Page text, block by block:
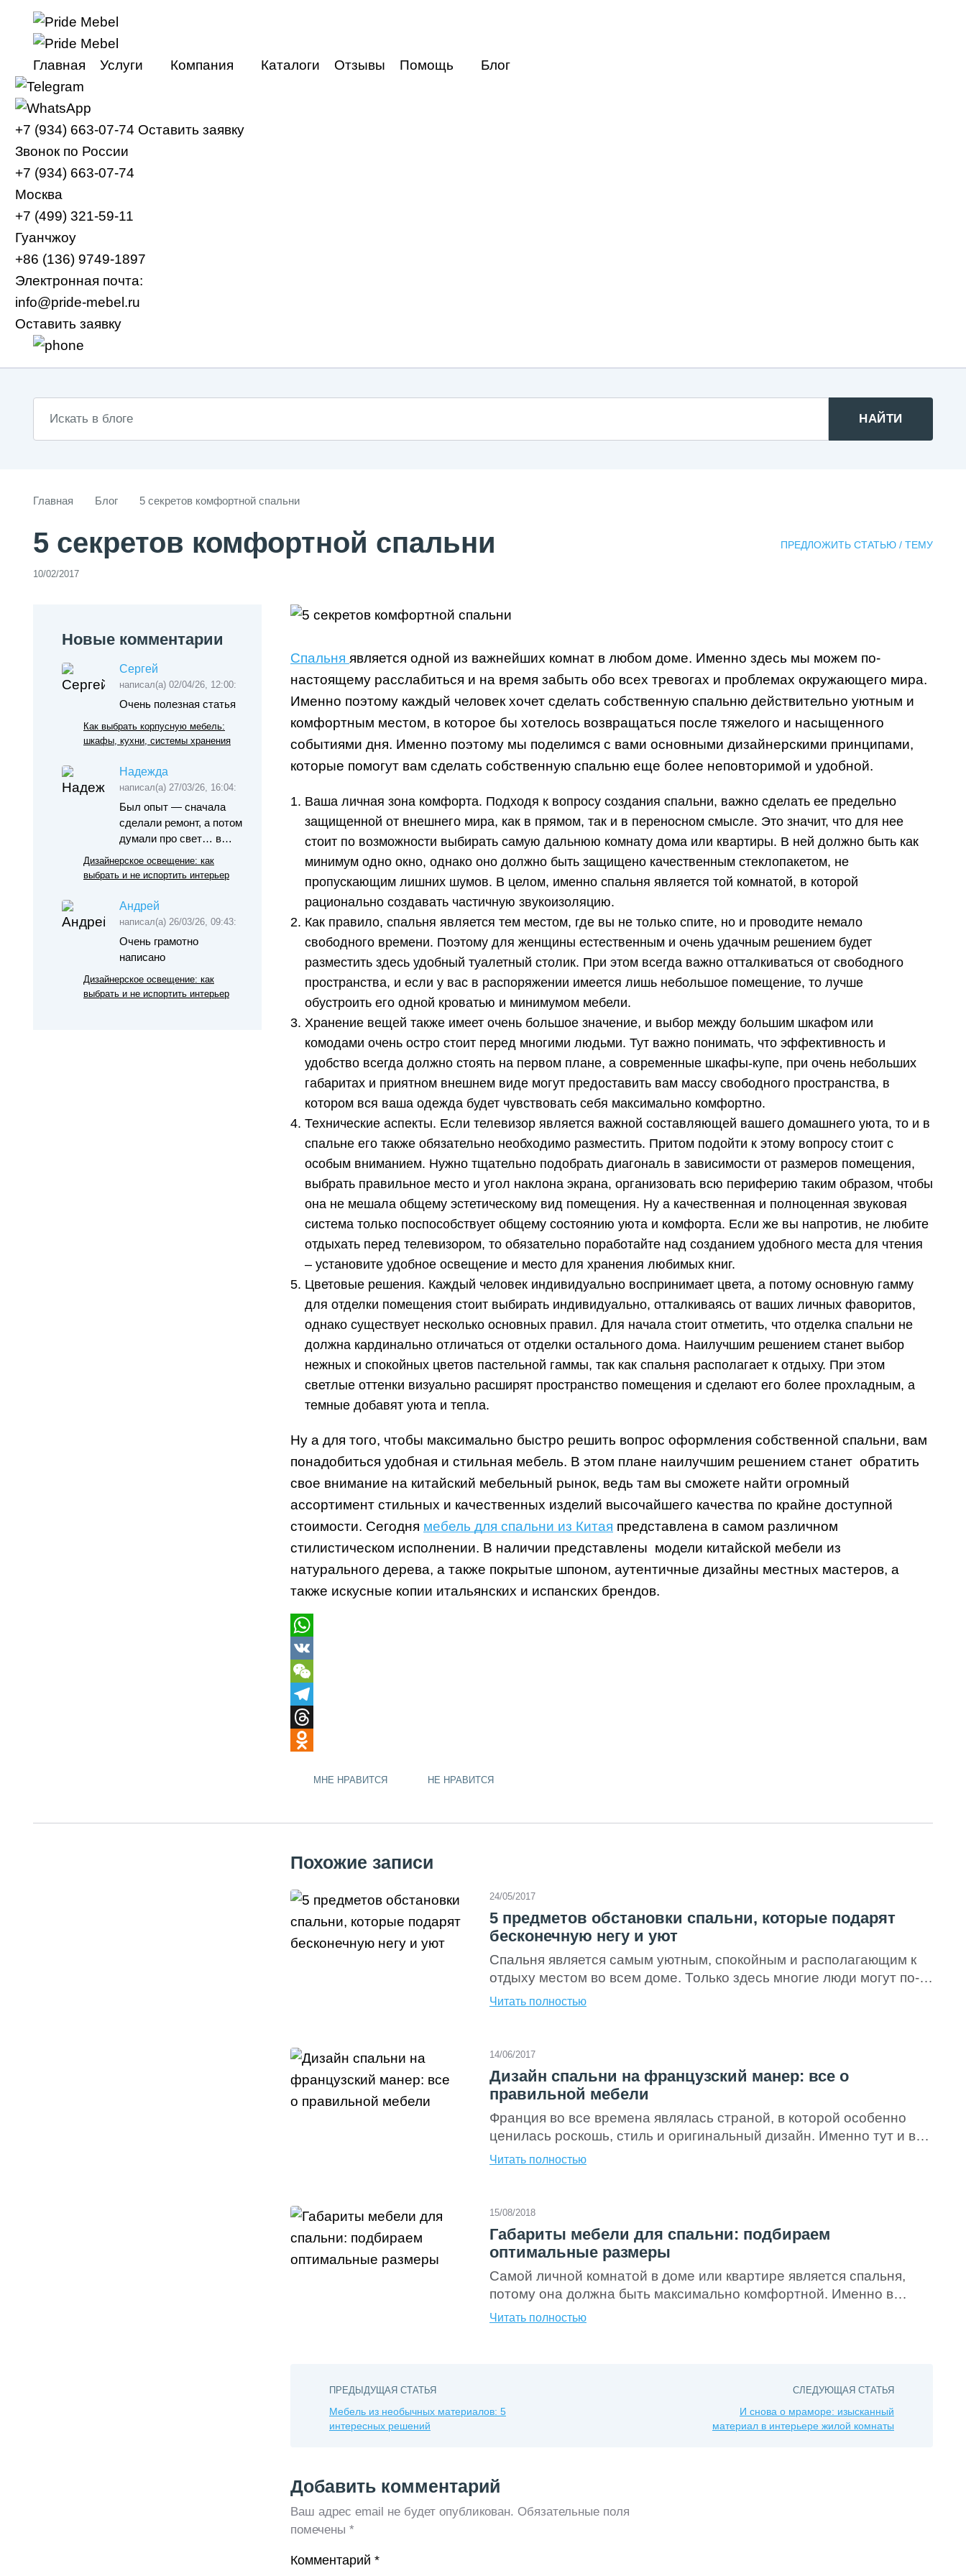
Главная Услуги
Мебельные туры в Гуанчжоу
Доставка из Китая
Компания
Видео
Каталоги Отзывы Помощь Блог
+7 (934) 663-07-74 Оставить заявку
Звонок по России
+7 (934) 663-07-74
Москва
+7 (499) 321-59-11
Гуанчжоу
+86 (136) 9749-1897
Электронная почта:
info@pride-mebel.ru
Оставить заявку
НАЙТИ
Главная Блог 5 секретов комфортной спальни
5 секретов комфортной спальни
10/02/2017
ПРЕДЛОЖИТЬ СТАТЬЮ / ТЕМУ
Новые комментарии
Сергей
написал(а) 02/04/26, 12:00:
Очень полезная статья
Как выбрать корпусную мебель:
шкафы, кухни, системы хранения
Надежда
написал(а) 27/03/26, 16:04:
Был опыт — сначала
сделали ремонт, а потом
думали про свет… в…
Дизайнерское освещение: как
выбрать и не испортить интерьер
Андрей
написал(а) 26/03/26, 09:43:
Очень грамотно
написано
Дизайнерское освещение: как
выбрать и не испортить интерьер
Спальня является одной из важнейших комнат в любом доме. Именно здесь мы можем по-
настоящему расслабиться и на время забыть обо всех тревогах и проблемах окружающего мира.
Именно поэтому каждый человек хочет сделать собственную спальню действительно уютным и
комфортным местом, в которое бы хотелось возвращаться после тяжелого и насыщенного
событиями дня. Именно поэтому мы поделимся с вами основными дизайнерскими принципами,
которые помогут вам сделать собственную спальню еще более неповторимой и удобной.
Ваша личная зона комфорта. Подходя к вопросу создания спальни, важно сделать ее предельно
защищенной от внешнего мира, как в прямом, так и в переносном смысле. Это значит, что для нее
стоит по возможности выбирать самую дальнюю комнату дома или квартиры. В ней должно быть как
минимум одно окно, однако оно должно быть защищено качественным стеклопакетом, не
пропускающим лишних шумов. В целом, именно спальня является той комнатой, в которой
рационально создавать частичную звукоизоляцию.
Как правило, спальня является тем местом, где вы не только спите, но и проводите немало
свободного времени. Поэтому для женщины естественным и очень удачным решением будет
разместить здесь удобный туалетный столик. При этом всегда важно отталкиваться от свободного
пространства, и если у вас в распоряжении имеется лишь небольшое помещение, то лучше
обустроить его одной кроватью и минимумом мебели.
Хранение вещей также имеет очень большое значение, и выбор между большим шкафом или
комодами очень остро стоит перед многими людьми. Тут важно понимать, что эффективность и
удобство всегда должно стоять на первом плане, а современные шкафы-купе, при очень небольших
габаритах и приятном внешнем виде могут предоставить вам массу свободного пространства, в
котором вся ваша одежда будет чувствовать себя максимально комфортно.
Технические аспекты. Если телевизор является важной составляющей вашего домашнего уюта, то и в
спальне его также обязательно необходимо разместить. Притом подойти к этому вопросу стоит с
особым вниманием. Нужно тщательно подобрать диагональ в зависимости от размеров помещения,
выбрать правильное место и угол наклона экрана, организовать всю периферию таким образом, чтобы
она не мешала общему эстетическому вид помещения. Ну а качественная и полноценная звуковая
система только поспособствует общему состоянию уюта и комфорта. Если же вы напротив, не любите
отдыхать перед телевизором, то обязательно поработайте над созданием удобного места для чтения
– установите удобное освещение и место для хранения любимых книг.
Цветовые решения. Каждый человек индивидуально воспринимает цвета, а потому основную гамму
для отделки помещения стоит выбирать индивидуально, отталкиваясь от ваших личных фаворитов,
однако существует несколько основных правил. Для начала стоит отметить, что отделка спальни не
должна кардинально отличаться от отделки остального дома. Наилучшим решением станет выбор
нежных и спокойных цветов пастельной гаммы, так как спальня располагает к отдыху. При этом
светлые оттенки визуально расширят пространство помещения и сделают его более прохладным, а
темные добавят уюта и тепла.
Ну а для того, чтобы максимально быстро решить вопрос оформления собственной спальни, вам
понадобиться удобная и стильная мебель. В этом плане наилучшим решением станет обратить
свое внимание на китайский мебельный рынок, ведь там вы сможете найти огромный
ассортимент стильных и качественных изделий высочайшего качества по крайне доступной
стоимости. Сегодня мебель для спальни из Китая представлена в самом различном
стилистическом исполнении. В наличии представлены модели китайской мебели из
натурального дерева, а также покрытые шпоном, аутентичные дизайны местных мастеров, а
также искусные копии итальянских и испанских брендов.
WhatsApp
VK
WeChat
Telegram
Threads
МНЕ НРАВИТСЯ НЕ НРАВИТСЯ
Похожие записи
24/05/2017
5 предметов обстановки спальни, которые подарят
бесконечную негу и уют
Спальня является самым уютным, спокойным и располагающим к
отдыху местом во всем доме. Только здесь многие люди могут по-
настоящему расслабиться и хоть ненадолго забыть обо всех
комнаты и создав в ней уникальную и комфортабельную
атмосферу. Многие люди ошибочно предполагают, […]
Читать полностью
14/06/2017
Дизайн спальни на французский манер: все о
правильной мебели
Франция во все времена являлась страной, в которой особенно
ценилась роскошь, стиль и оригинальный дизайн. Именно тут и в
Италии трудились лучшие и известнейшие художники, скульпторы,
Возрождения до сих пор радуют туристов своей величественной
красотой и элегантностью. […]
Читать полностью
15/08/2018
Габариты мебели для спальни: подбираем
оптимальные размеры
Самой личной комнатой в доме или квартире является спальня,
потому она должна быть максимально комфортной. Именно в
спальне мы расслабляемся после напряженного дня и набираемся
комнат, в частности, выбора габаритных размеров каждого
Читать полностью
ПРЕДЫДУЩАЯ СТАТЬЯ
Мебель из необычных материалов: 5
интересных решений
СЛЕДУЮЩАЯ СТАТЬЯ
И снова о мраморе: изысканный
материал в интерьере жилой комнаты
Добавить комментарий
Ваш адрес email не будет опубликован. Обязательные поля
помечены *
Комментарий *